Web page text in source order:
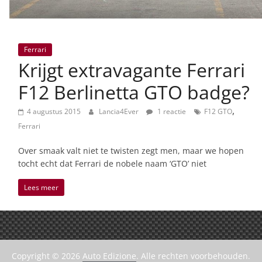
Ferrari
Krijgt extravagante Ferrari
F12 Berlinetta GTO badge?
4 augustus 2015 Lancia4Ever 1 reactie F12 GTO,
Ferrari
Over smaak valt niet te twisten zegt men, maar we hopen
tocht echt dat Ferrari de nobele naam ‘GTO’ niet
Lees meer
Copyright © 2026 Auto Edizione. Alle rechten voorbehouden.